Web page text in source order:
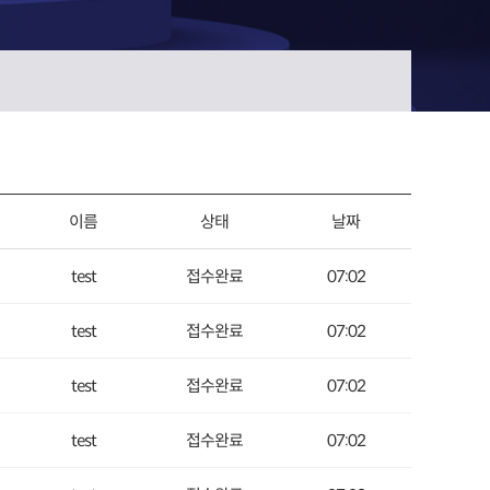
이름 상태 날짜
test 접수완료 07:02
test 접수완료 07:02
test 접수완료 07:02
test 접수완료 07:02